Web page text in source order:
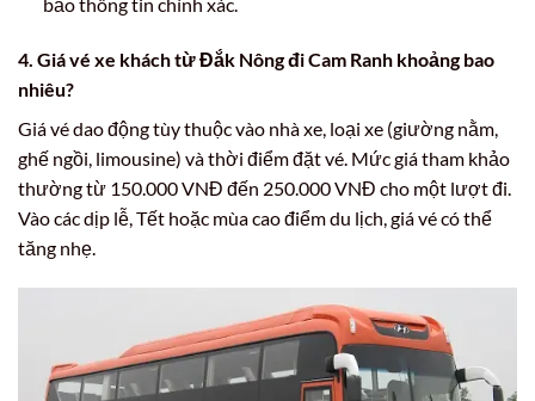
bảo thông tin chính xác.
4. Giá vé xe khách từ Đắk Nông đi Cam Ranh khoảng bao
nhiêu?
Giá vé dao động tùy thuộc vào nhà xe, loại xe (giường nằm,
ghế ngồi, limousine) và thời điểm đặt vé. Mức giá tham khảo
thường từ 150.000 VNĐ đến 250.000 VNĐ cho một lượt đi.
Vào các dịp lễ, Tết hoặc mùa cao điểm du lịch, giá vé có thể
tăng nhẹ.